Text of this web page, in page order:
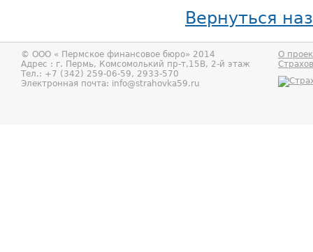
Вернуться
© ООО « Пермское финансовое бюро» 2014
Адрес : г. Пермь, Комсомолький пр-т,15В, 2-й этаж
Тел.: +7 (342) 259-06-59, 2933-570
Электронная почта: info@strahovka59.ru
О